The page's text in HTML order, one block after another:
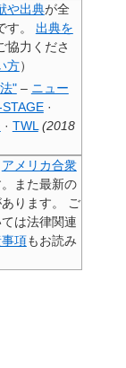
や出典が全
。
出典を
協力くださ
方）
" – ニュー
·
· TWL (2018
アメリカ合衆
また最新の
ります。
ご
は法律関連
項もお読み